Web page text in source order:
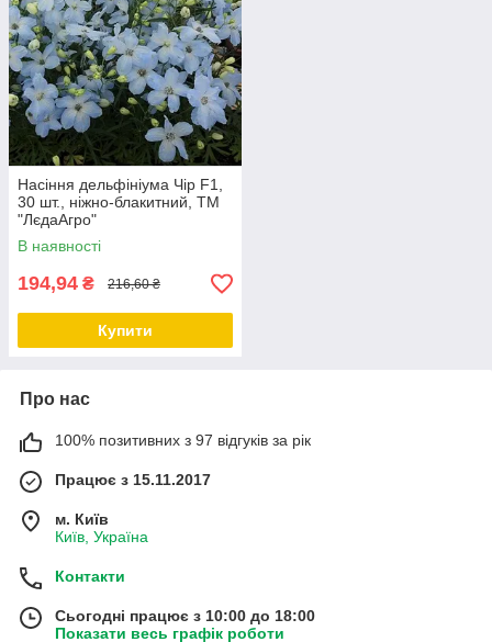
Насіння дельфініума Чір F1,
30 шт., ніжно-блакитний, ТМ
"ЛєдаАгро"
В наявності
194,94 ₴ 216,60 ₴
Купити
Про нас
100% позитивних з 97 відгуків за рік
Працює з 15.11.2017
м. Київ
Київ, Україна
Контакти
Сьогодні працює з 10:00 до 18:00
Показати весь графік роботи